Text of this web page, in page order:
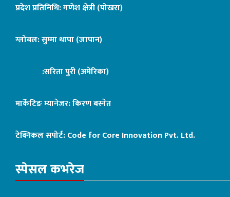
प्रदेश प्रतिनिधि: गणेश क्षेत्री (पोखरा)
ग्लोबल: सुम्मा थापा (जापान)
:सरिता पुरी (अमेरिका)
मार्केटिङ म्यानेजर: किरण बस्नेत
टेक्निकल सपोर्ट:Code for Core Innovation Pvt. Ltd.
स्पेसल कभरेज